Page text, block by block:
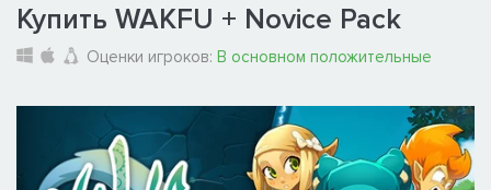
Купить WAKFU + Novice Pack
Оценки игроков: В основном положительные